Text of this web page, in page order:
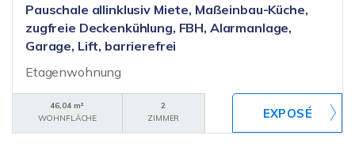
Pauschale allinklusiv Miete, Maßeinbau-Küche,
zugfreie Deckenkühlung, FBH, Alarmanlage,
Garage, Lift, barrierefrei
Etagenwohnung
46,04 m²
WOHNFLÄCHE
2
ZIMMER